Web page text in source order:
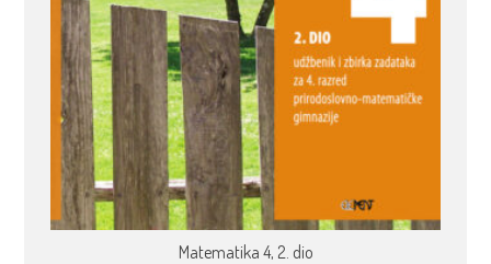
Matematika 4, 2. dio